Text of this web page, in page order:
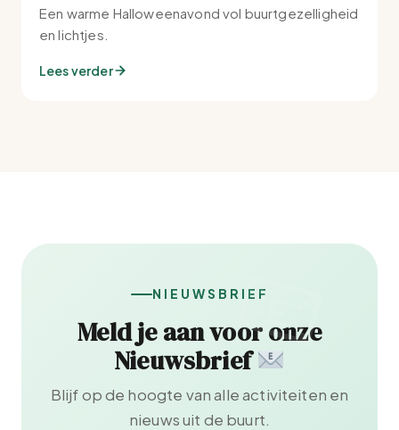
Een warme Halloweenavond vol buurtgezelligheid
en lichtjes.
Lees verder
NIEUWSBRIEF
Meld je aan voor onze
Nieuwsbrief
Blijf op de hoogte van alle activiteiten en
nieuws uit de buurt.